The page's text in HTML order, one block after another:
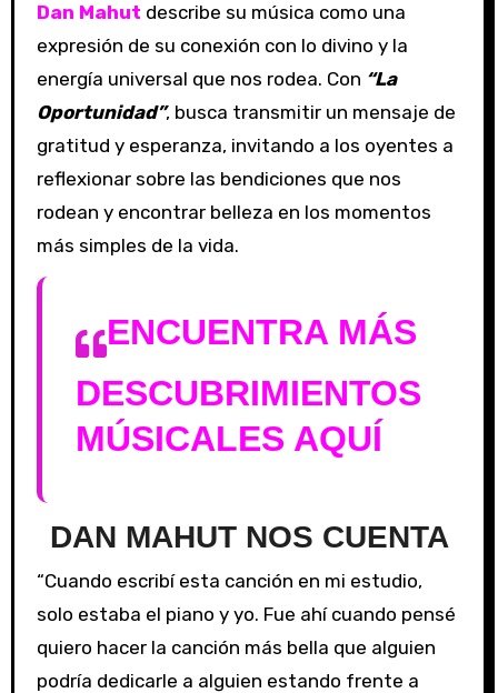
Dan Mahut describe su música como una
expresión de su conexión con lo divino y la
energía universal que nos rodea. Con “La
Oportunidad”, busca transmitir un mensaje de
gratitud y esperanza, invitando a los oyentes a
reflexionar sobre las bendiciones que nos
rodean y encontrar belleza en los momentos
más simples de la vida.
ENCUENTRA MÁS
DESCUBRIMIENTOS
MÚSICALES AQUÍ
DAN MAHUT NOS CUENTA
“Cuando escribí esta canción en mi estudio,
solo estaba el piano y yo. Fue ahí cuando pensé
quiero hacer la canción más bella que alguien
podría dedicarle a alguien estando frente a